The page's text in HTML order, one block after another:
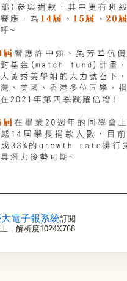
電子報系統訂閱
，解析度1024X768